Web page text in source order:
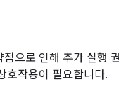
으로 인해 추가 실행
호작용이 필요합니다.